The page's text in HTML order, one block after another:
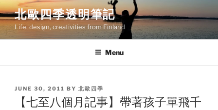
Skip
to
content
北歐四季透明筆記
Life, design, creativities from Finland
Menu
POSTED
ON
JUNE 30, 2011 BY 北歐四季
【七至八個月記事】帶著孩子單飛千